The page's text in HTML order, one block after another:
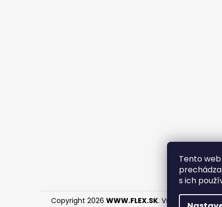
Tento
s ich
Copyright 2026 WWW.FLEX.SK. Všetky práva